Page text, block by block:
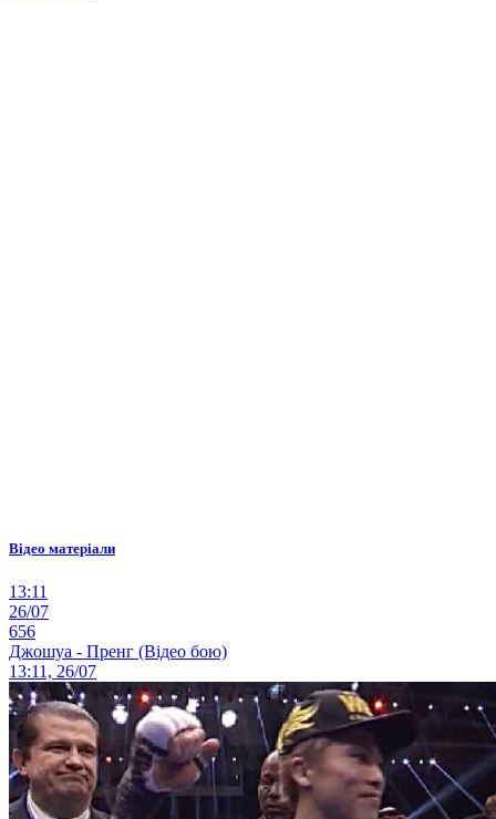
Відео матеріали
13:11
26/07
656
Джошуа - Пренг (Відео бою)
13:11, 26/07